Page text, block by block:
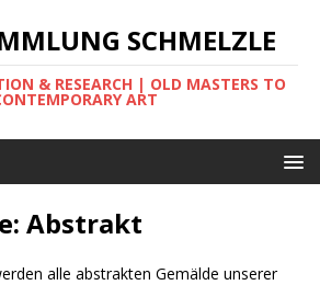
SCHMELZLE
& RESEARCH | OLD MASTERS TO
ART
Abstrakt
alle abstrakten Gemälde unserer